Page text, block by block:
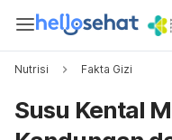
Nutrisi Fakta Gizi
Susu Kental